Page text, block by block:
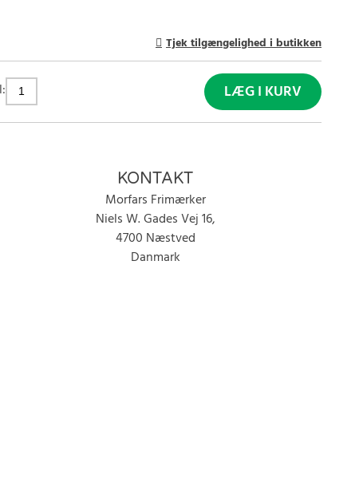
Tjek tilgængelighed i butikken
LÆG I KURV
KONTAKT
Morfars Frimærker
Niels W. Gades Vej 16,
4700 Næstved
Danmark